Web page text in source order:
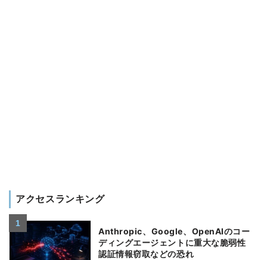
アクセスランキング
Anthropic、Google、OpenAIのコー
ディングエージェントに重大な脆弱性
認証情報窃取などの恐れ